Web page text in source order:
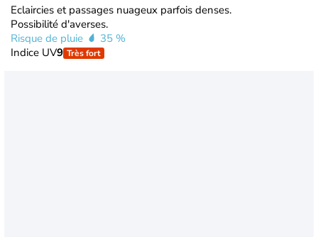
Eclaircies et passages nuageux parfois denses.
Possibilité d'averses.
Risque de pluie
35 %
Indice UV9 Très fort